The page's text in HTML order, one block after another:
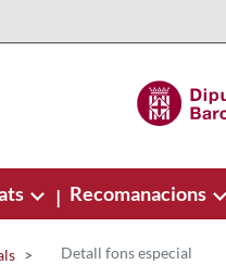
| Recomanacions
Detall fons especial